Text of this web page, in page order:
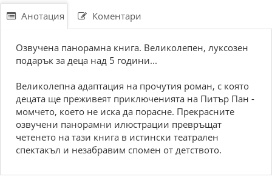
Анотация Коментари
Озвучена панорамна книга. Великолепен, луксозен
подарък за деца над 5 години...
Великолепна адаптация на прочутия роман, с която
децата ще преживеят приключенията на Питър Пан -
момчето, което не иска да порасне. Прекрасните
озвучени панорамни илюстрации превръщат
четенето на тази книга в истински театрален
спектакъл и незабравим спомен от детството.